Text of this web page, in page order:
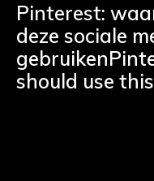
Pinterest:
deze sociale
should use